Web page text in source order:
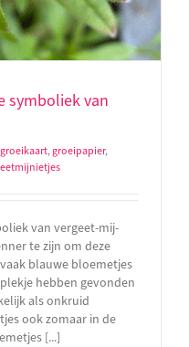
symboliek van
groeikaart,groeipapier,
van vergeet-mij-
te zijn om deze
blauwe bloemetjes
hebben gevonden
als onkruid
ook zomaar in de
[...]